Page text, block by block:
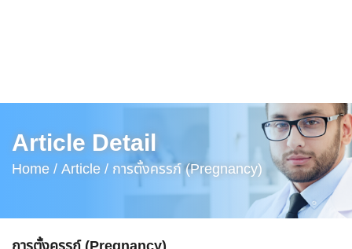
Article Detail
Home /Article / การตั้งครรภ์ (Pregnancy)